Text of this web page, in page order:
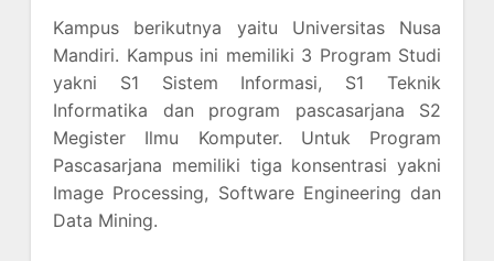
Kampus berikutnya yaitu Universitas Nusa
Mandiri. Kampus ini memiliki 3 Program Studi
yakni S1 Sistem Informasi, S1 Teknik
Informatika dan program pascasarjana S2
Megister Ilmu Komputer. Untuk Program
Pascasarjana memiliki tiga konsentrasi yakni
Image Processing, Software Engineering dan
Data Mining.